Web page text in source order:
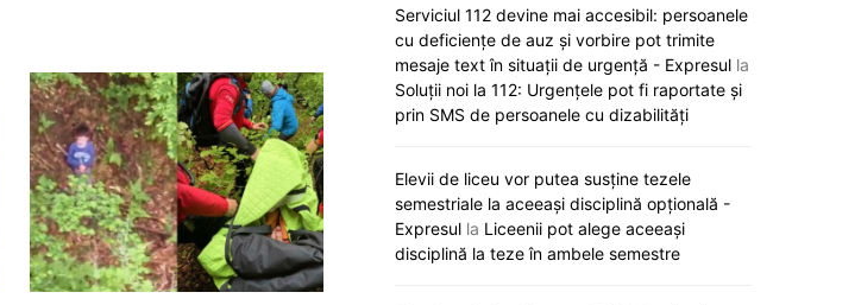
Serviciul 112 devine mai accesibil: persoanele
cu deficiențe de auz și vorbire pot trimite
mesaje text în situații de urgență - Expresul la
Soluții noi la 112: Urgențele pot fi raportate și
prin SMS de persoanele cu dizabilități
Elevii de liceu vor putea susține tezele
semestriale la aceeași disciplină opțională -
Expresul la Liceenii pot alege aceeași
disciplină la teze în ambele semestre